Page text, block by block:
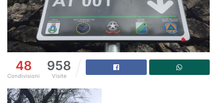
48
Condivisioni
958
Visite